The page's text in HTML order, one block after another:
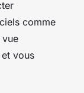
comme
et vous